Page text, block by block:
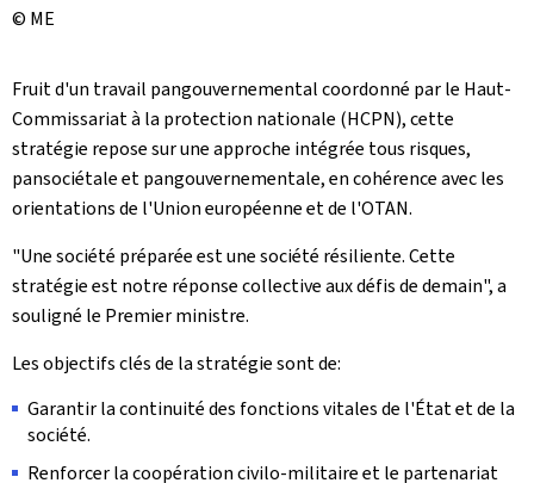
© ME
Fruit d'un travail pangouvernemental coordonné par le Haut-
Commissariat à la protection nationale (HCPN), cette
stratégie repose sur une approche intégrée tous risques,
pansociétale et pangouvernementale, en cohérence avec les
orientations de l'Union européenne et de l'OTAN.
"Une société préparée est une société résiliente. Cette
stratégie est notre réponse collective aux défis de demain", a
souligné le Premier ministre.
Les objectifs clés de la stratégie sont de:
Garantir la continuité des fonctions vitales de l'État et de la
société.
Renforcer la coopération civilo-militaire et le partenariat